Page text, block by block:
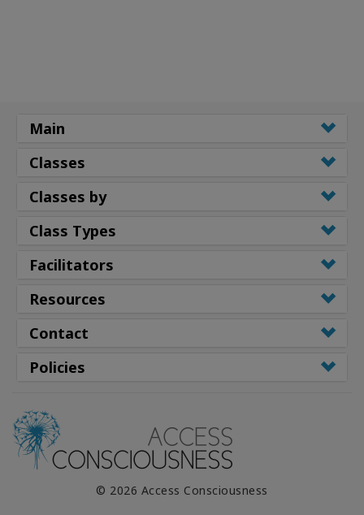
Main
Classes
Classes by
Class Types
Facilitators
Resources
Contact
Policies
© 2026 Access Consciousness